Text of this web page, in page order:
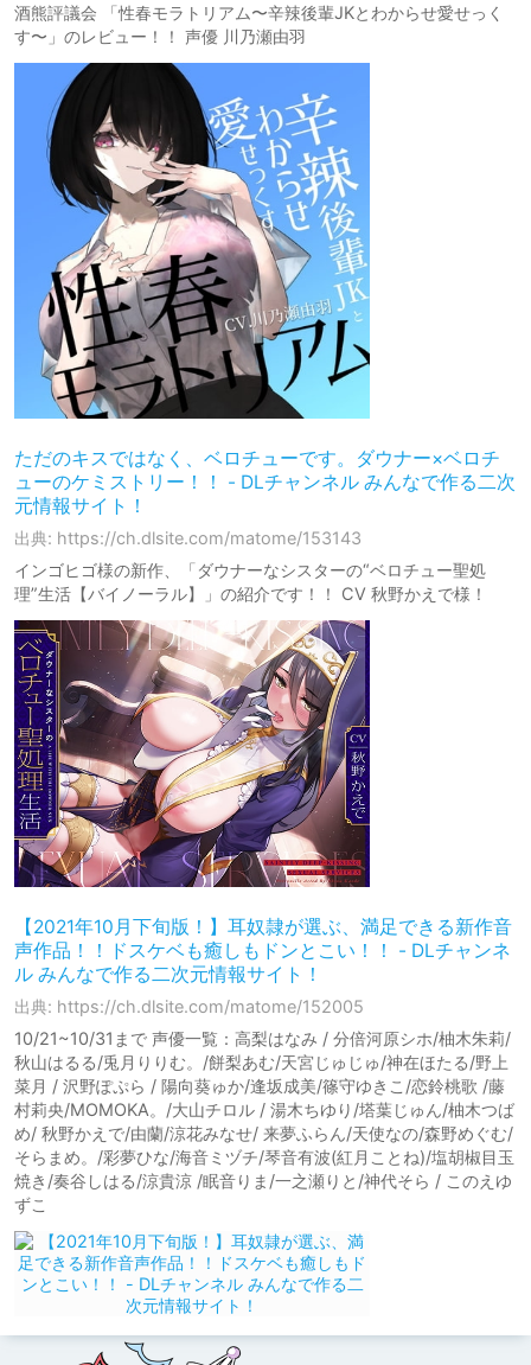
酒熊評議会 「性春モラトリアム〜辛辣後輩JKとわからせ愛せっく
す〜」のレビュー！！ 声優 川乃瀬由羽
ただのキスではなく、ベロチューです。ダウナー×ベロチ
ューのケミストリー！！ - DLチャンネル みんなで作る二次
元情報サイト！
出典: https://ch.dlsite.com/matome/153143
インゴヒゴ様の新作、「ダウナーなシスターの“ベロチュー聖処
理”生活【バイノーラル】」の紹介です！！ CV 秋野かえで様！
【2021年10月下旬版！】耳奴隷が選ぶ、満足できる新作音
声作品！！ドスケベも癒しもドンとこい！！ - DLチャンネ
ル みんなで作る二次元情報サイト！
出典: https://ch.dlsite.com/matome/152005
10/21~10/31まで 声優一覧：高梨はなみ / 分倍河原シホ/柚木朱莉/
秋山はるる/兎月りりむ。/餅梨あむ/天宮じゅじゅ/神在ほたる/野上
菜月 / 沢野ぽぷら / 陽向葵ゅか/逢坂成美/篠守ゆきこ/恋鈴桃歌 /藤
村莉央/MOMOKA。/大山チロル / 湯木ちゆり/塔葉じゅん/柚木つば
め/ 秋野かえで/由蘭/涼花みなせ/ 来夢ふらん/天使なの/森野めぐむ/
そらまめ。/彩夢ひな/海音ミヅチ/琴音有波(紅月ことね)/塩胡椒目玉
焼き/奏谷しはる/涼貴涼 /眠音りま/一之瀬りと/神代そら / このえゆ
ずこ